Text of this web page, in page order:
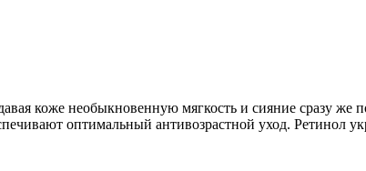
коже необыкновенную мягкость и сияние сразу же
оптимальный антивозрастной уход. Ретинол